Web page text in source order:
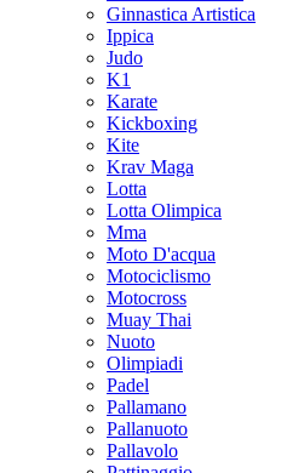
Ginnastica Artistica
Ippica
Judo
K1
Karate
Kickboxing
Kite
Krav Maga
Lotta
Lotta Olimpica
Mma
Moto D'acqua
Motociclismo
Motocross
Muay Thai
Nuoto
Olimpiadi
Padel
Pallamano
Pallanuoto
Pallavolo